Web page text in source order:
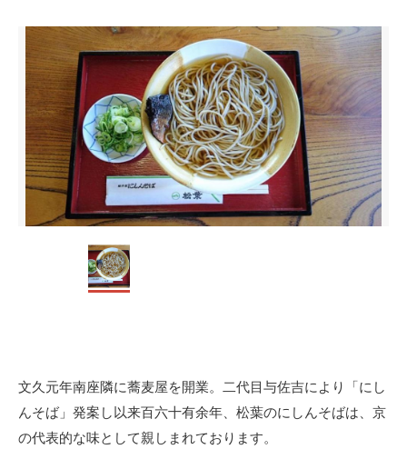
文久元年南座隣に蕎麦屋を開業。二代目与佐吉により「にし
んそば」発案し以来百六十有余年、松葉のにしんそばは、京
の代表的な味として親しまれております。